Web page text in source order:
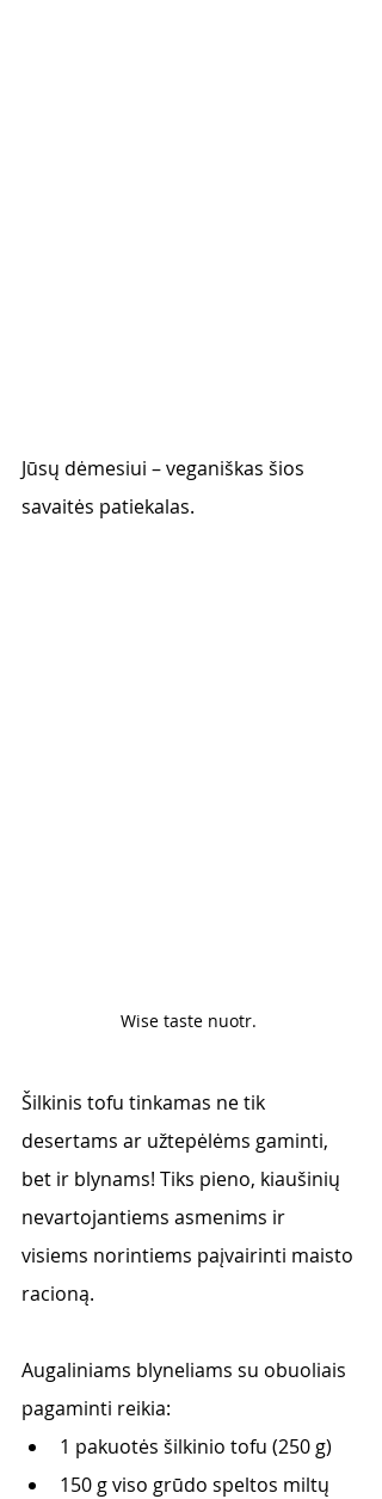
Jūsų dėmesiui – veganiškas šios
savaitės patiekalas.
Wise taste nuotr.
Šilkinis tofu tinkamas ne tik
desertams ar užtepėlėms gaminti,
bet ir blynams! Tiks pieno, kiaušinių
nevartojantiems asmenims ir
visiems norintiems paįvairinti maisto
racioną.
Augaliniams blyneliams su obuoliais
pagaminti reikia:
1 pakuotės šilkinio tofu (250 g)
150 g viso grūdo speltos miltų